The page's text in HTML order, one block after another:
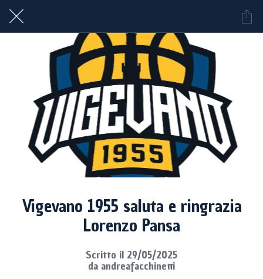
Vigevano 1955 saluta e ringrazia
Lorenzo Pansa
Scritto il 29/05/2025
da andreafacchinetti